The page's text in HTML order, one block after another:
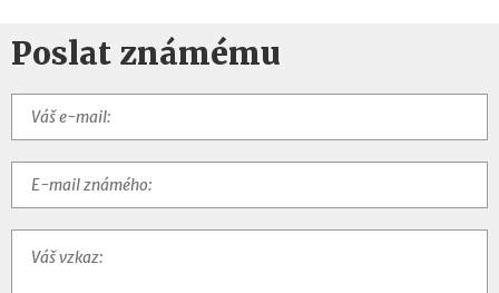
Poslat známému